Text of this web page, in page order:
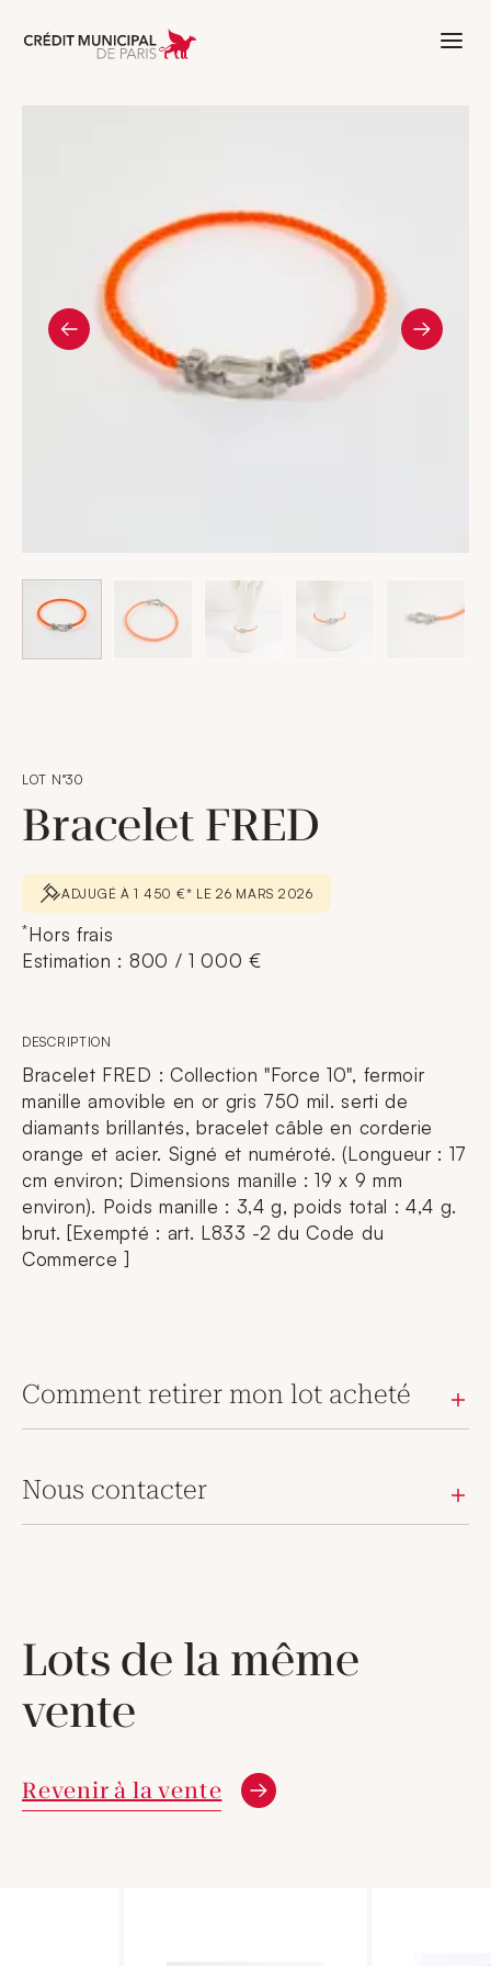
Aller à l'accueil de Crédit Municipal
LOT N°30
Bracelet FRED
ADJUGÉ À 1 450 €* LE 26 MARS 2026
*Hors frais
Estimation : 800 / 1 000 €
DESCRIPTION
Bracelet FRED : Collection "Force 10", fermoir
manille amovible en or gris 750 mil. serti de
diamants brillantés, bracelet câble en corderie
orange et acier. Signé et numéroté. (Longueur : 17
cm environ; Dimensions manille : 19 x 9 mm
environ). Poids manille : 3,4 g, poids total : 4,4 g.
brut. [Exempté : art. L833 -2 du Code du
Commerce ]
Comment retirer mon lot acheté
Nous contacter
Lots de la même
vente
Revenir à la vente